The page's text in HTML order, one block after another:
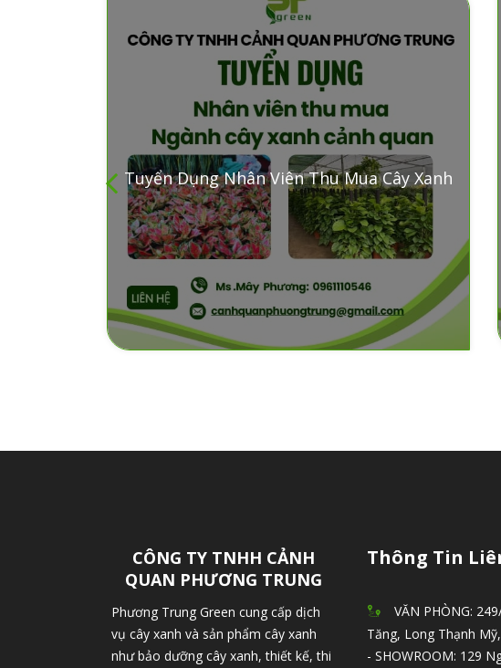
Tuyển Dụng Nhân Viên Thu Mua Cây Xanh
CÔNG TY TNHH CẢNH
QUAN PHƯƠNG TRUNG
Phương Trung Green cung cấp dịch
vụ cây xanh và sản phẩm cây xanh
như bảo dưỡng cây xanh, thiết kế, thi
Thông Tin
VĂN PHÒNG:
Tăng, Long Thạnh
- SHOWROOM: 129